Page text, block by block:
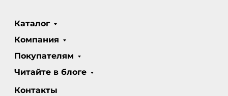
Каталог
Компания
Покупателям
Читайте в блоге
Контакты